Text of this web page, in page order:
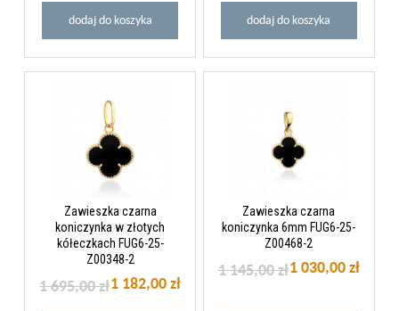
dodaj do koszyka dodaj do koszyka
Zawieszka czarna
koniczynka w złotych
kółeczkach FUG6-25-
Z00348-2
1 182,00 zł
1 695,00 zł
Zawieszka czarna
koniczynka 6mm FUG6-25-
Z00468-2
1 030,00 zł
1 145,00 zł